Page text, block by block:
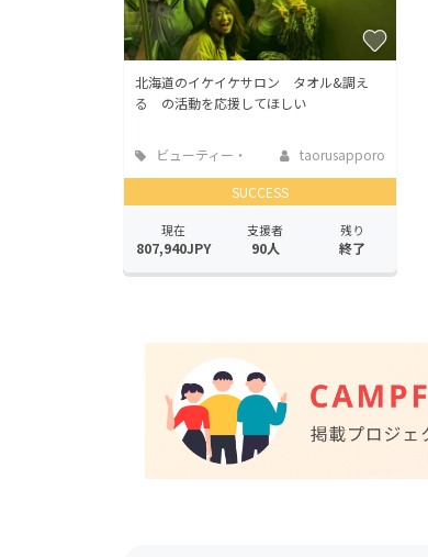
北海道のイケイケサロン タオル&調え
る の活動を応援してほしい
ビューティー・
ヘルスケア
taorusapporo
SUCCESS
現在
807,940JPY
支援者
90人
残り
終了